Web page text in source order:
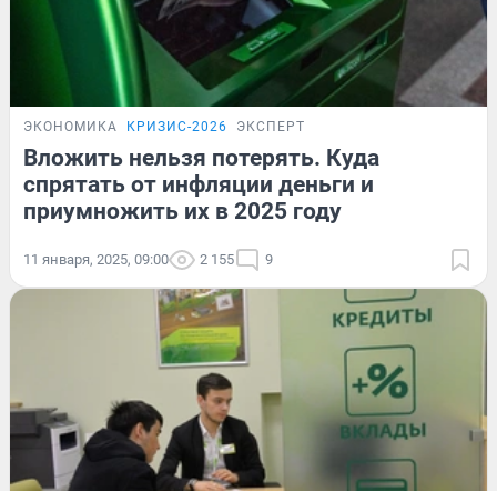
ЭКОНОМИКА КРИЗИС-2026 ЭКСПЕРТ
Вложить нельзя потерять. Куда
спрятать от инфляции деньги и
приумножить их в 2025 году
11 января, 2025, 09:00 2 155 9